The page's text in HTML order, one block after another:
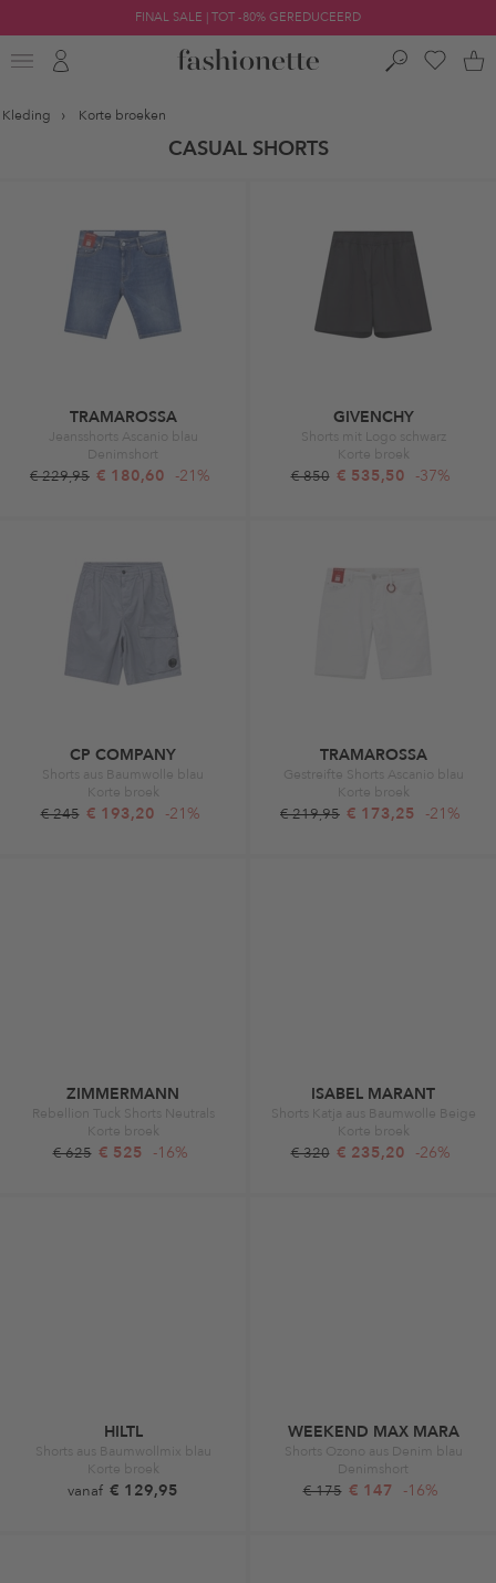
FINAL SALE | TOT -80% GEREDUCEERD
Kleding Korte broeken
CASUAL SHORTS
TRAMAROSSA
Jeansshorts Ascanio blau
Denimshort
€ 229,95 € 180,60 -21%
GIVENCHY
Shorts mit Logo schwarz
Korte broek
€ 850 € 535,50 -37%
CP COMPANY
Shorts aus Baumwolle blau
Korte broek
€ 245 € 193,20 -21%
TRAMAROSSA
Gestreifte Shorts Ascanio blau
Korte broek
€ 219,95 € 173,25 -21%
ZIMMERMANN
Rebellion Tuck Shorts Neutrals
Korte broek
€ 625 € 525 -16%
ISABEL MARANT
Shorts Katja aus Baumwolle Beige
Korte broek
€ 320 € 235,20 -26%
HILTL
Shorts aus Baumwollmix blau
Korte broek
vanaf € 129,95
WEEKEND MAX MARA
Shorts Ozono aus Denim blau
Denimshort
€ 175 € 147 -16%